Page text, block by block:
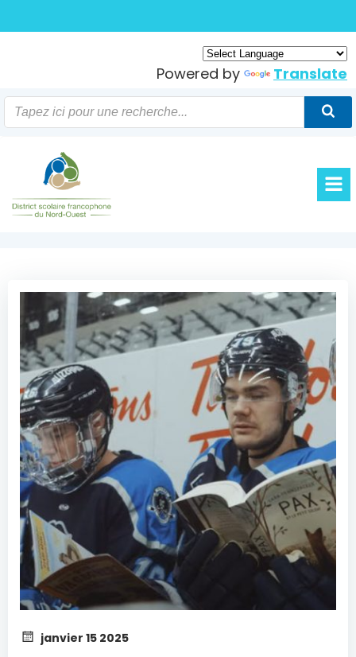
to
content
Powered by
Translate
janvier 15 2025